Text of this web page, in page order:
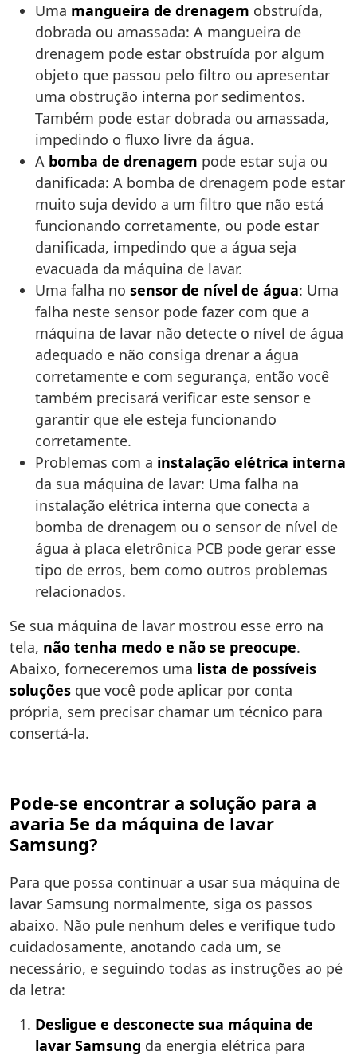
Uma mangueira de drenagem obstruída,
dobrada ou amassada: A mangueira de
drenagem pode estar obstruída por algum
objeto que passou pelo filtro ou apresentar
uma obstrução interna por sedimentos.
Também pode estar dobrada ou amassada,
impedindo o fluxo livre da água.
A bomba de drenagem pode estar suja ou
danificada: A bomba de drenagem pode estar
muito suja devido a um filtro que não está
funcionando corretamente, ou pode estar
danificada, impedindo que a água seja
evacuada da máquina de lavar.
Uma falha no sensor de nível de água: Uma
falha neste sensor pode fazer com que a
máquina de lavar não detecte o nível de água
adequado e não consiga drenar a água
corretamente e com segurança, então você
também precisará verificar este sensor e
garantir que ele esteja funcionando
corretamente.
Problemas com a instalação elétrica interna
da sua máquina de lavar: Uma falha na
instalação elétrica interna que conecta a
bomba de drenagem ou o sensor de nível de
água à placa eletrônica PCB pode gerar esse
tipo de erros, bem como outros problemas
relacionados.
Se sua máquina de lavar mostrou esse erro na
tela, não tenha medo e não se preocupe.
Abaixo, forneceremos uma lista de possíveis
soluções que você pode aplicar por conta
própria, sem precisar chamar um técnico para
consertá-la.
Pode-se encontrar a solução para a
avaria 5e da máquina de lavar
Samsung?
Para que possa continuar a usar sua máquina de
lavar Samsung normalmente, siga os passos
abaixo. Não pule nenhum deles e verifique tudo
cuidadosamente, anotando cada um, se
necessário, e seguindo todas as instruções ao pé
da letra:
Desligue e desconecte sua máquina de
lavar Samsung da energia elétrica para